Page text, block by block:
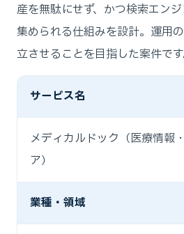
産を無駄にせず、かつ検索エン
集められる仕組みを設計。運用
立させることを目指した案件です
サービス名
メディカルドック（医療情報
ア）
業種・領域